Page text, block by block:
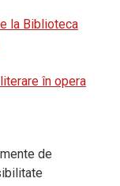
la Biblioteca
în opera
de